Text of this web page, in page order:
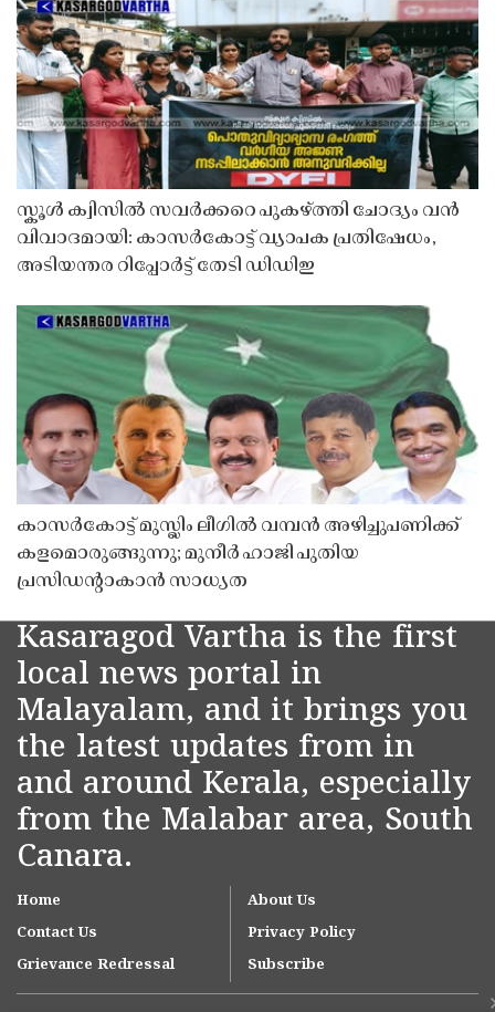
സ്കൂൾ ക്വിസിൽ സവർക്കറെ പുകഴ്ത്തി ചോദ്യം വൻ
വിവാദമായി: കാസർകോട്ട് വ്യാപക പ്രതിഷേധം,
അടിയന്തര റിപ്പോർട്ട് തേടി ഡിഡിഇ
കാസർകോട്ട് മുസ്ലിം ലീഗിൽ വമ്പൻ അഴിച്ചുപണിക്ക്
കളമൊരുങ്ങുന്നു; മുനീർ ഹാജി പുതിയ
പ്രസിഡൻ്റാകാൻ സാധ്യത
Kasaragod Vartha is the first
local news portal in
Malayalam, and it brings you
the latest updates from in
and around Kerala, especially
from the Malabar area, South
Canara.
Home
About Us
Contact Us
Privacy Policy
Grievance Redressal
Subscribe